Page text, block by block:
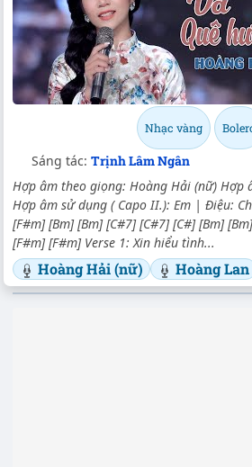
Nhạc vàng
Sáng tác: Trịnh Lâm Ngân
Hợp âm theo giọng: Hoàng Hải (nữ) Hợp
Hợp âm sử dụng ( Capo II.): Em | Điệu:
[F#m] [Bm] [Bm] [C#7] [C#7] [C#] [Bm]
[F#m] [F#m] Verse 1: Xin hiểu tình...
Hoàng Hải (nữ) Hoàng Lan